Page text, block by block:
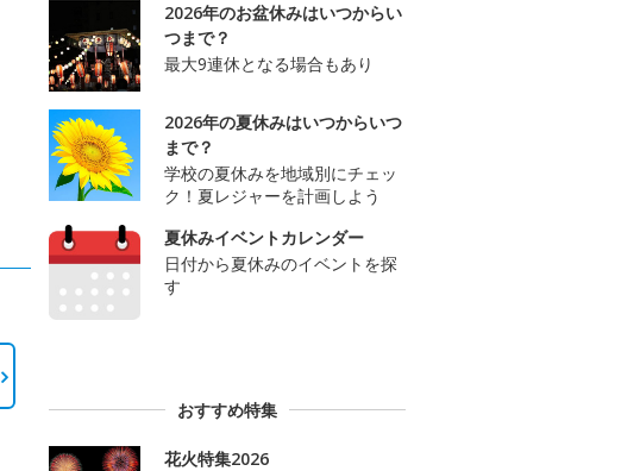
2026年のお盆休みはいつからい
つまで？
最大9連休となる場合もあり
2026年の夏休みはいつからいつ
まで？
学校の夏休みを地域別にチェッ
ク！夏レジャーを計画しよう
夏休みイベントカレンダー
日付から夏休みのイベントを探
す
おすすめ特集
花火特集2026